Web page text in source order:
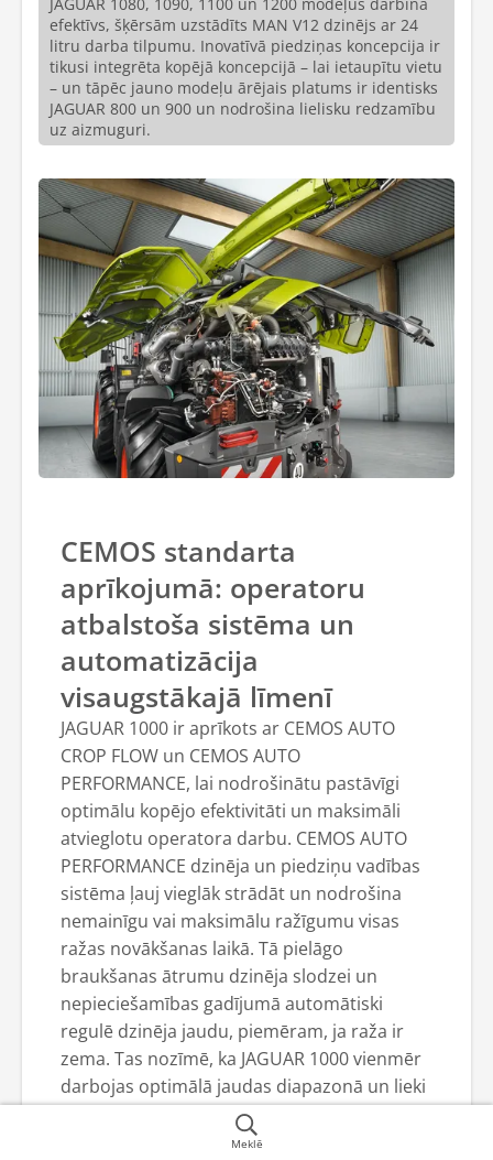
Meklē
JAGUAR 1080, 1090, 1100 un 1200 modeļus darbina
efektīvs, šķērsām uzstādīts MAN V12 dzinējs ar 24
litru darba tilpumu. Inovatīvā piedziņas koncepcija ir
tikusi integrēta kopējā koncepcijā – lai ietaupītu vietu
– un tāpēc jauno modeļu ārējais platums ir identisks
JAGUAR 800 un 900 un nodrošina lielisku redzamību
uz aizmuguri.
CEMOS standarta
aprīkojumā: operatoru
atbalstoša sistēma un
automatizācija
visaugstākajā līmenī
JAGUAR 1000 ir aprīkots ar CEMOS AUTO
CROP FLOW un CEMOS AUTO
PERFORMANCE, lai nodrošinātu pastāvīgi
optimālu kopējo efektivitāti un maksimāli
atvieglotu operatora darbu. CEMOS AUTO
PERFORMANCE dzinēja un piedziņu vadības
sistēma ļauj vieglāk strādāt un nodrošina
nemainīgu vai maksimālu ražīgumu visas
ražas novākšanas laikā. Tā pielāgo
braukšanas ātrumu dzinēja slodzei un
nepieciešamības gadījumā automātiski
regulē dzinēja jaudu, piemēram, ja raža ir
zema. Tas nozīmē, ka JAGUAR 1000 vienmēr
darbojas optimālā jaudas diapazonā un lieki
netērē degvielu. CEMOS AUTO CROP FLOW
intelektiski un automātiski visu laiku